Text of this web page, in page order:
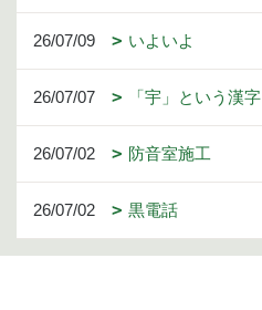
26/07/09 いよいよ
26/07/07 「宇」という漢字
26/07/02 防音室施工
26/07/02 黒電話